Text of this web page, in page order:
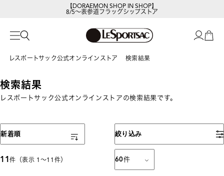
【DORAEMON SHOP IN SHOP】
8/5～表参道フラッグシップストア
レスポートサック公式オンラインストア 検索結果
検索結果
レスポートサック公式オンラインストアの検索結果です。
絞り込み
11件（表示 1〜11件） 60件
表示順
新着順